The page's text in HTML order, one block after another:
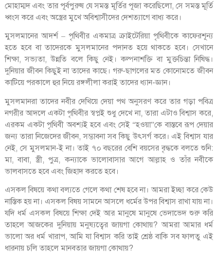
মোহাম্মদ এবং তার পূর্বপুরুষ যে সমস্ত মূর্তির পূজা করেছিলো, সে সমস্ত মূর্তি
ধ্বংস করে এবং অস্ত্রের মুখে অবিশ্বাসীদের দেশত্যাগে বাধ্য করে।
মুসলমানের আদর্শ – পৃথিবীর একমাত্র ক্রাইটেরিয়া পৃথিবীকে কাফেরশূন্য
হতে হবে বা তাদেরকে মুসলমানের পদানত হয়ে থাকতে হবে। সেখানে
শিক্ষা, সভ্যতা, উন্নতি বলে কিছু নেই। কল্পনাশক্তি বা মুক্তচিন্তা নিষিদ্ধ।
দুনিয়ার জীবন কিছুই না তাদের কাছে। গরু-ছাগলের মত কোনোমতে জীবন
কাটিয়ে পরকালে হুর নিয়ে রঙ্গলীলা করাই তাদের ধ্যান-জ্ঞান।
মুসলমানরা তাদের নবীর দেখিয়ে দেয়া পথ অনুসরণ করে তার গড়া পবিত্র
নগরীর আদলে একটা পৃথিবীর স্বপ্নই শুধু দেখে না, তারা এটাও বিশ্বাস করে,
এরকম একটা পৃথিবী অবশ্যই হবে এবং সেই “হওয়া”কে বাস্তবে রূপ দেয়ার
জন্য তারা নিজেদের জীবন, সম্ভাবনা সব কিছু উৎসর্গ করে। এই বিশ্বাস যার
নেই, সে মুসলমান-ই না। তাই ৭০ বছরের বেশি বয়সের বৃদ্ধকে বলতে শুনি:
মা, বাবা, স্ত্রী, পুত্র, কন্যাকে ভালোবাসার আগে আল্লাহ ও তাঁর নবীকে
ভালবাসতে হবে এবং জিহাদ করতে হবে।
এসকল বিষয়ে কথা বল্যতে গেলে কথা শেষ হবে না। আমরা ইচ্ছা করে কেউ
নাস্তিক হয় না। এসকল বিষয় সামনে আসলে ধর্মের উপর বিশ্বাস রাখা যায় না।
যদি ধর্ম এসকল বিষয়ে শিক্ষা দেই আর মানুষে মানুষে ভেদাভেদ শুরু করি
তাহলে আজকের দুনিয়ায় মনুষ্যত্বের জায়গা কোথায়? আমরা আমার ধর্ম
ভালো অর ধর্ম খারাপ, আমি যা বিশ্বাস করি তাই শ্রেষ্ঠ বাকি সব ফালতু এই
ধারনায় চলি তাহলে মানবতার জায়গা কোথায়?